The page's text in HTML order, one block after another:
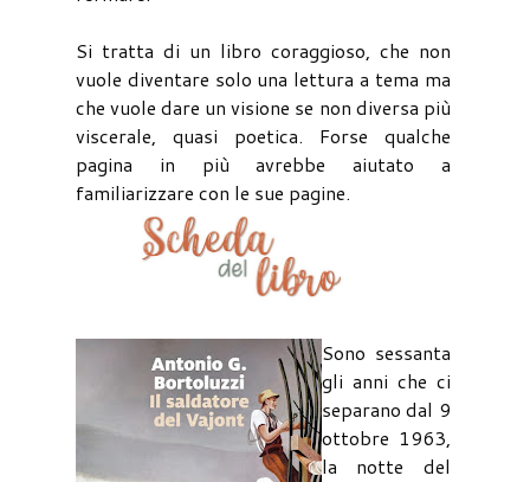
Si tratta di un libro coraggioso, che non
vuole diventare solo una lettura a tema ma
che vuole dare un visione se non diversa più
viscerale, quasi poetica. Forse qualche
pagina in più avrebbe aiutato a
familiarizzare con le sue pagine.
Sono sessanta
gli anni che ci
separano dal 9
ottobre 1963,
la notte del